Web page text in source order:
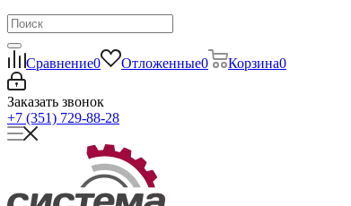
Сравнение0 Отложенные0 Корзина0
Заказать звонок
+7 (351) 729-88-28